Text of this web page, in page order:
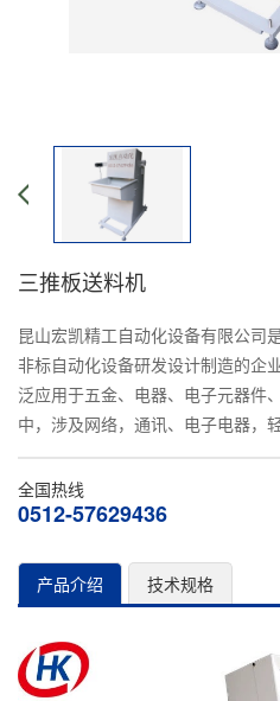
三推板送料机
昆山宏凯精工自动化设备有限公司
非标自动化设备研发设计制造的企
泛应用于五金、电器、电子元器件
中，涉及网络，通讯、电子电器，
全国热线
0512-57629436
产品介绍 技术规格